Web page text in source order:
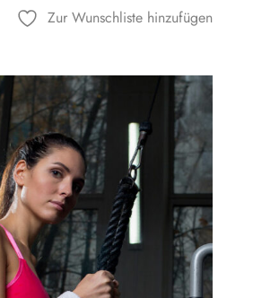
Zur Wunschliste hinzufügen